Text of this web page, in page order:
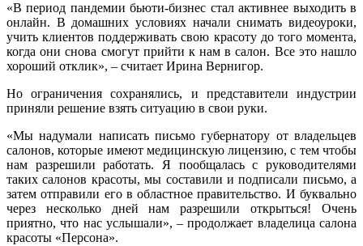
«В период пандемии бьюти-бизнес стал активнее выходить в
онлайн. В домашних условиях начали снимать видеоуроки,
учить клиентов поддерживать свою красоту до того момента,
когда они снова смогут прийти к нам в салон. Все это нашло
хороший отклик», – считает Ирина Вернигор.
Но ограничения сохранялись, и представители индустрии
приняли решение взять ситуацию в свои руки.
«Мы надумали написать письмо губернатору от владельцев
салонов, которые имеют медицинскую лицензию, с тем чтобы
нам разрешили работать. Я пообщалась с руководителями
таких салонов красоты, мы составили и подписали письмо, а
затем отправили его в областное правительство. И буквально
через несколько дней нам разрешили открыться! Очень
приятно, что нас услышали», – продолжает владелица салона
красоты «Персона».